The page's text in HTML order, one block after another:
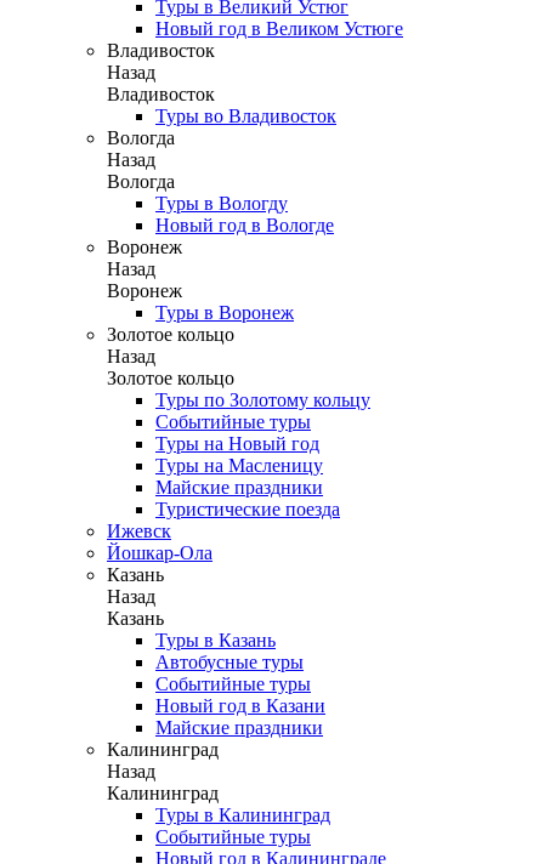
Туры в Великий Устюг
Новый год в Великом Устюге
Владивосток
Назад
Владивосток
Туры во Владивосток
Вологда
Назад
Вологда
Туры в Вологду
Новый год в Вологде
Воронеж
Назад
Воронеж
Туры в Воронеж
Золотое кольцо
Назад
Золотое кольцо
Туры по Золотому кольцу
Событийные туры
Туры на Новый год
Туры на Масленицу
Майские праздники
Туристические поезда
Ижевск
Йошкар-Ола
Казань
Назад
Казань
Туры в Казань
Автобусные туры
Событийные туры
Новый год в Казани
Майские праздники
Калининград
Назад
Калининград
Туры в Калининград
Событийные туры
Новый год в Калининграде